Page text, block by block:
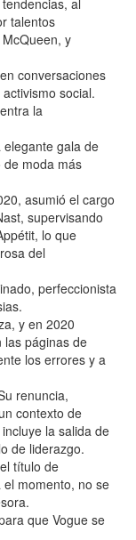
talentos
y
conversaciones
social.
la
gala de
de moda más
asumió el cargo
supervisando
lo que
del
perfeccionista
y en 2020
las páginas de
los errores y a
renuncia,
contexto de
la salida de
de liderazgo.
título de
el momento, no se
que Vogue se